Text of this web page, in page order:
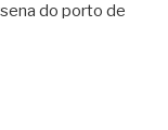
do porto de